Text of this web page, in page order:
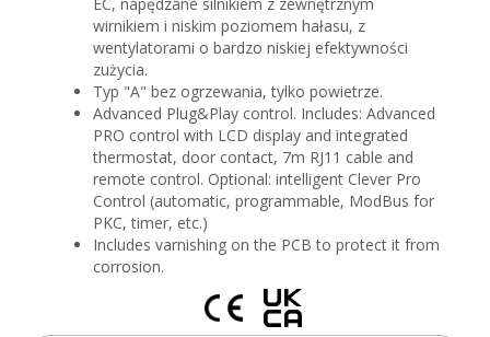
wirnikiem i niskim poziomem hałasu, z
wentylatorami o bardzo niskiej efektywności
zużycia.
Typ "A" bez ogrzewania, tylko powietrze.
Advanced Plug&Play control. Includes: Advanced
PRO control with LCD display and integrated
thermostat, door contact, 7m RJ11 cable and
remote control. Optional: intelligent Clever Pro
Control (automatic, programmable, ModBus for
PKC, timer, etc.)
Includes varnishing on the PCB to protect it from
corrosion.